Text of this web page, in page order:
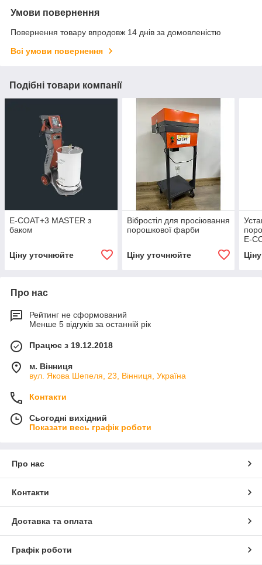
Умови повернення
Повернення товару впродовж 14 днів за домовленістю
Всі умови повернення
Подібні товари компанії
E-COAT+3 MASTER з
баком
Ціну уточнюйте
Вібростіл для просіювання
порошкової фарби
Ціну уточнюйте
E-
Про нас
Рейтинг не сформований
Менше 5 відгуків за останній рік
Працює з 19.12.2018
м. Вінниця
вул. Якова Шепеля, 23, Вінниця, Україна
Контакти
Сьогодні вихідний
Показати весь графік роботи
Про нас
Контакти
Доставка та оплата
Графік роботи